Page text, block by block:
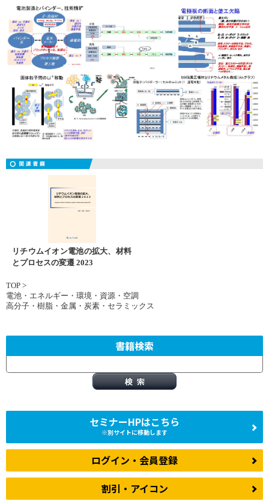
リチウムイオン電池の拡大、材料
とプロセスの変遷 2023
TOP >
電池・エネルギー・環境・資源・空調
高分子・樹脂・金属・炭素・セラミックス
書籍検索
セミナーHPはこちら
※別サイトに移動します
ログイン・会員登録
割引・アイコン